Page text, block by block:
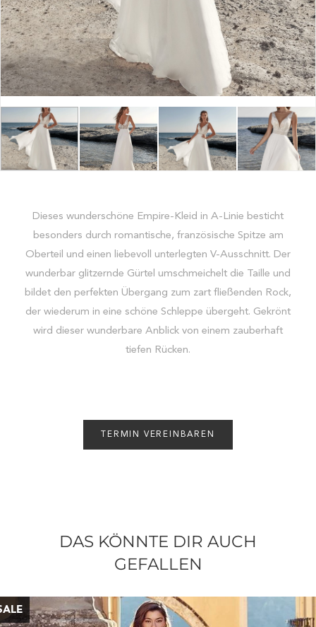
Dieses wunderschöne Empire-Kleid in A-Linie besticht
besonders durch romantische, französische Spitze am
Oberteil und einen liebevoll unterlegten V-Ausschnitt. Der
wunderbar glitzernde Gürtel umschmeichelt die Taille und
bildet den perfekten Übergang zum zart fließenden Rock,
der wiederum in eine schöne Schleppe übergeht. Gekrönt
wird dieser wunderbare Anblick von einem zauberhaft
tiefen Rücken.
TERMIN VEREINBAREN
DAS KÖNNTE DIR AUCH
GEFALLEN